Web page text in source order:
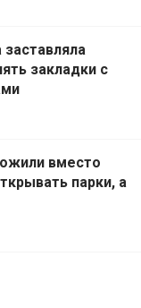
закладки с
вместо
парки, а